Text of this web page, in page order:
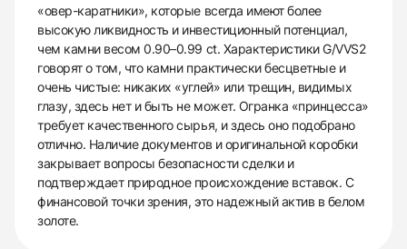
«овер-каратники», которые всегда имеют более
высокую ликвидность и инвестиционный потенциал,
чем камни весом 0.90–0.99 ct. Характеристики G/VVS2
говорят о том, что камни практически бесцветные и
очень чистые: никаких «углей» или трещин, видимых
глазу, здесь нет и быть не может. Огранка «принцесса»
требует качественного сырья, и здесь оно подобрано
отлично. Наличие документов и оригинальной коробки
закрывает вопросы безопасности сделки и
подтверждает природное происхождение вставок. С
финансовой точки зрения, это надежный актив в белом
золоте.